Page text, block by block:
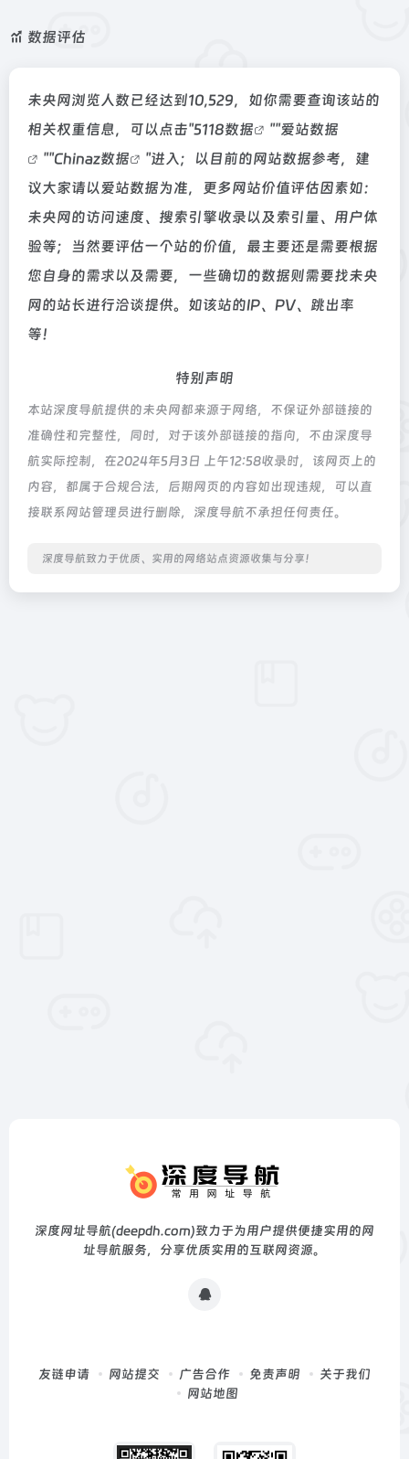
数据评估
未央网浏览人数已经达到10,529，如你需要查询该站的
相关权重信息，可以点击"5118数据 ""爱站数据
""Chinaz数据
"进入；以目前的网站数据参考，建
议大家请以爱站数据为准，更多网站价值评估因素如：
未央网的访问速度、搜索引擎收录以及索引量、用户体
验等；当然要评估一个站的价值，最主要还是需要根据
您自身的需求以及需要，一些确切的数据则需要找未央
网的站长进行洽谈提供。如该站的IP、PV、跳出率
等！
特别声明
本站深度导航提供的未央网都来源于网络，不保证外部链接的
准确性和完整性，同时，对于该外部链接的指向，不由深度导
航实际控制，在2024年5月3日 上午12:58收录时，该网页上的
内容，都属于合规合法，后期网页的内容如出现违规，可以直
接联系网站管理员进行删除，深度导航不承担任何责任。
深度导航致力于优质、实用的网络站点资源收集与分享！
深度网址导航(deepdh.com)致力于为用户提供便捷实用的网
址导航服务，分享优质实用的互联网资源。
友链申请 网站提交 广告合作 免责声明
关于我们
网站地图